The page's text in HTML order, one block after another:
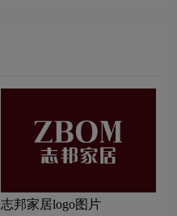
志邦家居logo图片